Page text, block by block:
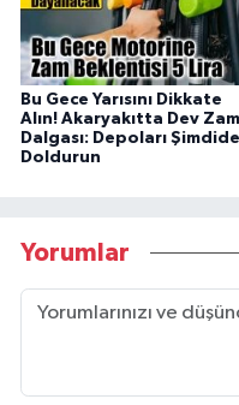
Bu Gece Yarısını Dikkate
Alın! Akaryakıtta Dev Zam
Dalgası: Depoları
Doldurun
Yorumlar